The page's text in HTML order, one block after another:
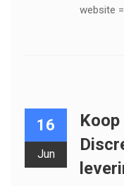
website =
16
Jun